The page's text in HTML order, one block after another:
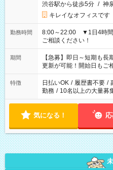
渋谷駅から徒歩5分 / 神
キレイなオフィスです
勤務時間
8:00～22:00 ▼1日4時間
ご相談ください！
期間
【急募】即日～短期も
更新が可能！開始日もご
特徴 日払いOK / 履歴書不要 /
勤務 / 10名以上の大量募
気になる！